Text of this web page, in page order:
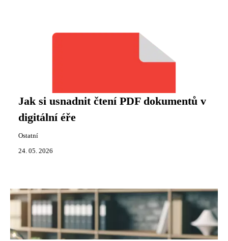
Jak si usnadnit čtení PDF dokumentů v
digitální éře
Ostatní
24. 05. 2026